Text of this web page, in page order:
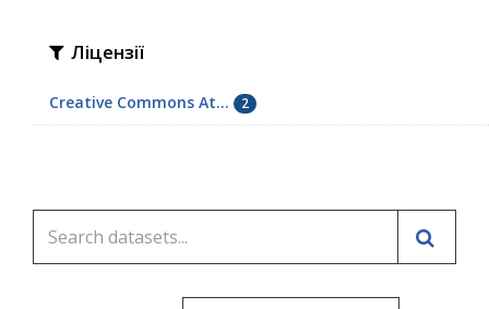
Ліцензії
Creative Commons At... 2